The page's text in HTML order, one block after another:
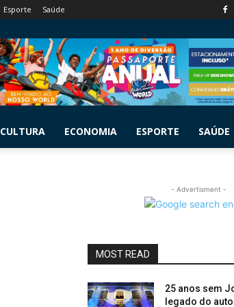
Esporte Saúde
CULTURA ECONOMIA ESPORTE SAÚDE
- Advertisment -
MOST READ
25 anos sem
legado do